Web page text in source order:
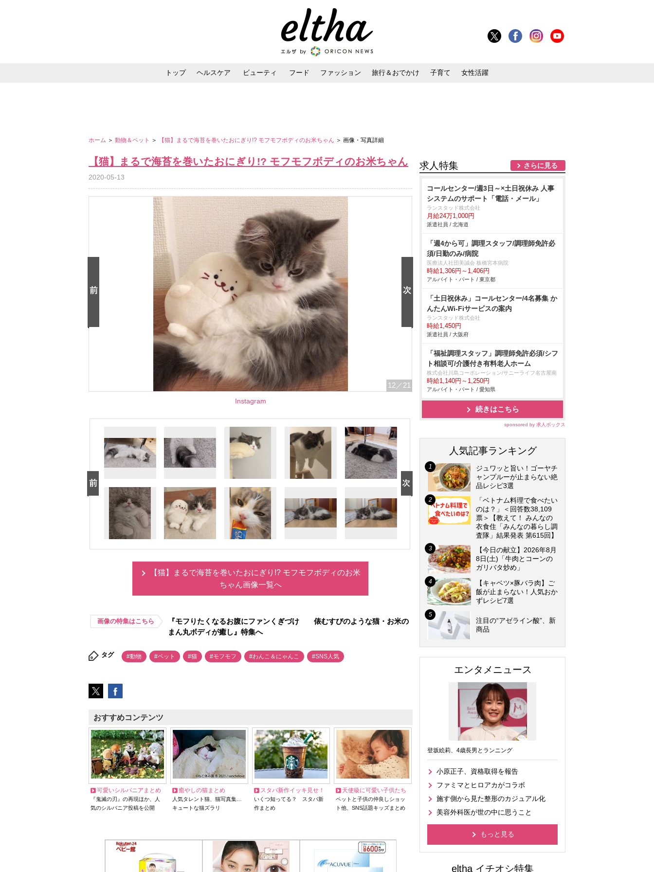
トップ ヘルスケア ビューティ フード ファッション 旅行＆おでかけ 子育て 女性活躍
ホーム ＞ 動物＆ペット ＞ 【猫】まるで海苔を巻いたおにぎり!? モフモフボディのお米ちゃん ＞ 画像・写真詳細
【猫】まるで海苔を巻いたおにぎり!? モフモフボディのお米ちゃん
2020-05-13
12 ／21
Instagram
【猫】まるで海苔を巻いたおにぎり!? モフモフボディのお米
ちゃん画像一覧へ
画像の特集はこちら
『モフりたくなるお腹にファンくぎづけ 俵むすびのような猫・お米の
まん丸ボディが癒し』特集へ
タグ #動物 #ペット #猫 #モフモフ #わんこ＆にゃんこ #SNS人気
おすすめコンテンツ
可愛いシルバニアまとめ
『鬼滅の刃』の再現ほか、人
気のシルバニア投稿を公開
癒やしの猫まとめ
人気タレント猫、猫写真集…
キュートな猫ズラリ
スタバ新作イッキ見せ！
いくつ知ってる？ スタバ新
作まとめ
天使級に可愛い子供たち
ペットと子供の仲良しショッ
ト他、SNS話題キッズまとめ
求人特集 さらに見る
コールセンター/週3日～×土日祝休み 人事
システムのサポート「電話・メール」
ランスタッド株式会社
月給24万1,000円
派遣社員 / 北海道
「週4から可」調理スタッフ/調理師免許必
須/日勤のみ/病院
医療法人社団美誠会 板橋宮本病院
時給1,306円～1,406円
アルバイト・パート / 東京都
「土日祝休み」コールセンター/4名募集 か
んたんWi-Fiサービスの案内
ランスタッド株式会社
時給1,450円
派遣社員 / 大阪府
「福祉調理スタッフ」調理師免許必須/シフ
ト相談可/介護付き有料老人ホーム
株式会社川島コーポレーション/サニーライフ名古屋南
時給1,140円～1,250円
アルバイト・パート / 愛知県
続きはこちら
sponsored by 求人ボックス
人気記事ランキング
ジュワッと旨い！ゴーヤチ
ャンプルーが止まらない絶
品レシピ3選
「ベトナム料理で食べたい
のは？」＜回答数38,109
票＞【教えて！ みんなの
衣食住「みんなの暮らし調
査隊」結果発表 第615回】
【今日の献立】2026年8月
8日(土)「牛肉とコーンの
ガリバタ炒め」
【キャベツ×豚バラ肉】ご
飯が止まらない！人気おか
ずレシピ7選
注目の“アゼライン酸”、新
商品
エンタメニュース
登坂絵莉、4歳長男とランニング
小原正子、資格取得を報告
ファミマとヒロアカがコラボ
施す側から見た整形のカジュアル化
美容外科医が世の中に思うこと
もっと見る